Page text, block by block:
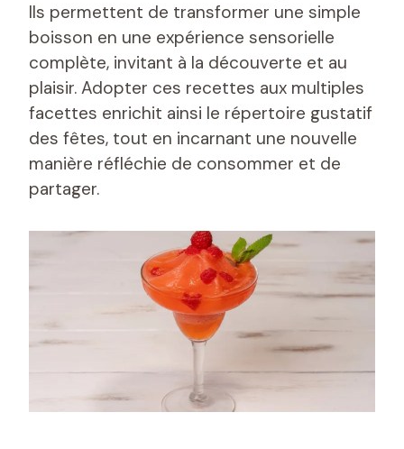
Ils permettent de transformer une simple
boisson en une expérience sensorielle
complète, invitant à la découverte et au
plaisir. Adopter ces recettes aux multiples
facettes enrichit ainsi le répertoire gustatif
des fêtes, tout en incarnant une nouvelle
manière réfléchie de consommer et de
partager.